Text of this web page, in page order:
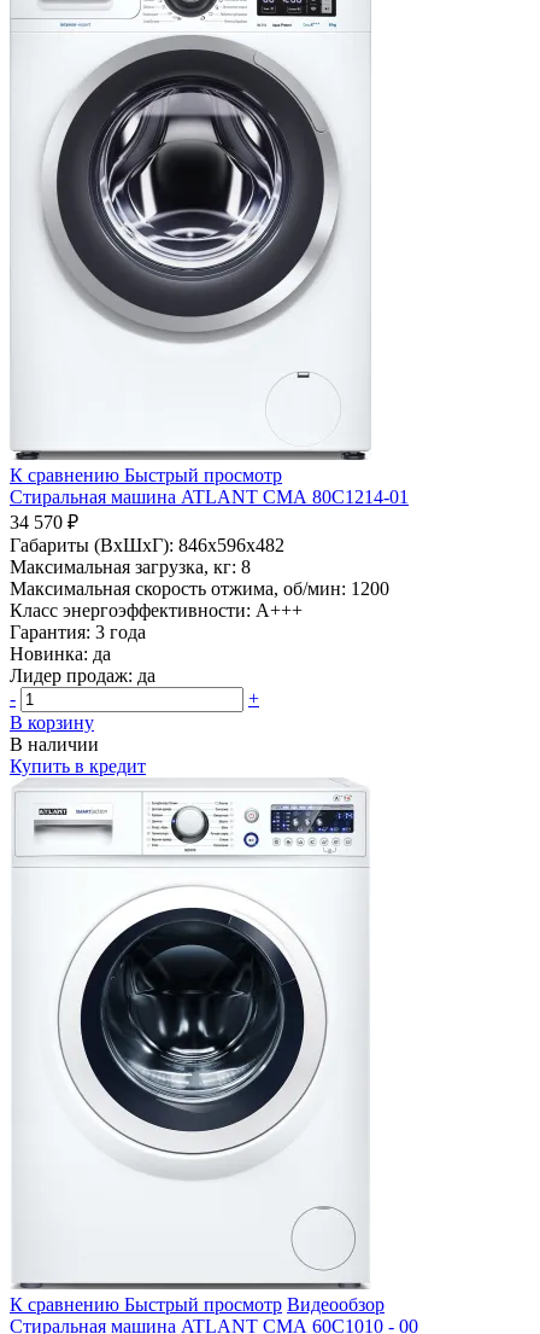
К сравнению Быстрый просмотр
Стиральная машина ATLANT СМА 80С1214-01
34 570 ₽
Габариты (ВхШхГ): 846x596x482
Максимальная загрузка, кг: 8
Максимальная скорость отжима, об/мин: 1200
Класс энергоэффективности: A+++
Гарантия: 3 года
Новинка: да
Лидер продаж: да
-
+
В корзину
В наличии
Купить в кредит
К сравнению Быстрый просмотр Видеообзор
Стиральная машина ATLANT СМА 60С1010 - 00